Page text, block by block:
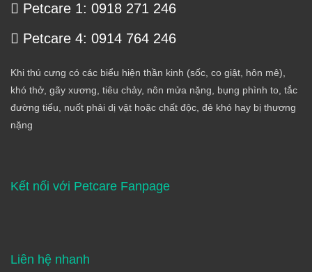
Petcare 1: 0918 271 246
Petcare 4: 0914 764 246
Khi thú cưng có các biểu hiện thần kinh (sốc, co giật, hôn mê),
khó thở, gãy xương, tiêu chảy, nôn mửa nặng, bụng phình to, tắc
đường tiểu, nuốt phải dị vật hoặc chất độc, đẻ khó hay bị thương
nặng
Kết nối với Petcare Fanpage
Liên hệ nhanh